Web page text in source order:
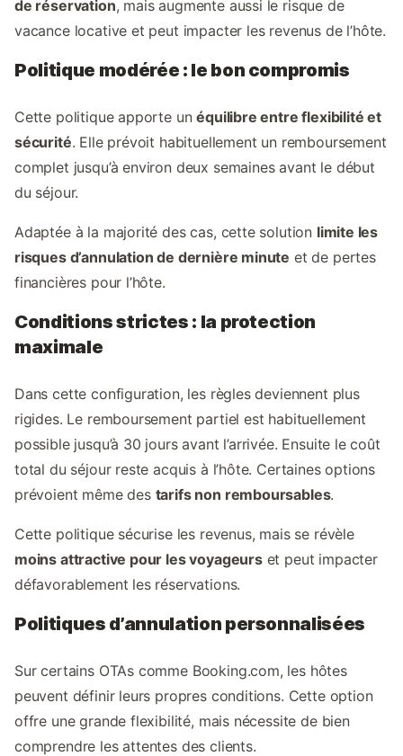
de réservation, mais augmente aussi le risque de
vacance locative et peut impacter les revenus de l’hôte.
Politique modérée : le bon compromis
Cette politique apporte unéquilibre entre flexibilité et
sécurité. Elle prévoit habituellement un remboursement
complet jusqu’à environ deux semaines avant le début
du séjour.
Adaptée à la majorité des cas, cette solution limite les
risques d’annulation de dernière minute et de pertes
financières pour l’hôte.
Conditions strictes : la protection
maximale
Dans cette configuration, les règles deviennent plus
rigides. Le remboursement partiel est habituellement
possible jusqu’à 30 jours avant l’arrivée. Ensuite le coût
total du séjour reste acquis à l’hôte. Certaines options
prévoient même des tarifs non remboursables.
Cette politique sécurise les revenus, mais se révèle
moins attractive pour les voyageurset peut impacter
défavorablement les réservations.
Politiques d’annulation personnalisées
Sur certains OTAs comme Booking.com, les hôtes
peuvent définir leurs propres conditions. Cette option
offre une grande flexibilité, mais nécessite de bien
comprendre les attentes des clients.